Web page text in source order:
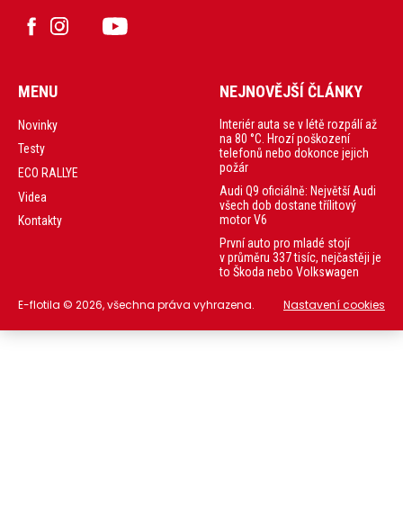
MENU
Novinky
Testy
ECO RALLYE
Videa
Kontakty
NEJNOVĚJŠÍ ČLÁNKY
Interiér auta se v létě rozpálí až
na 80 °C. Hrozí poškození
telefonů nebo dokonce jejich
požár
Audi Q9 oficiálně: Největší Audi
všech dob dostane třílitový
motor V6
První auto pro mladé stojí
v průměru 337 tisíc, nejčastěji je
to Škoda nebo Volkswagen
E-flotila © 2026, všechna práva vyhrazena. Nastavení cookies